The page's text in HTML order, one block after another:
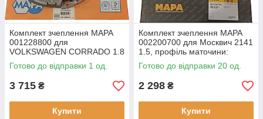
Комплект зчеплення MAPA
001228800 для
VOLKSWAGEN CORRADO 1.8
16V, 1.8, GOLF II 1.8 GTI /
Syncro, PASSAT / Variant 1.8
Готово до відправки 1 од.
3 715 ₴
Купити
Комплект зчеплення MAPA
002200700 для Москвич 2141
1.5, профіль маточини:
20.1x23, число зубців: 20, Ø
диска: 200 мм. номери
Готово до відправки 20 од.
2 298 ₴
Купити